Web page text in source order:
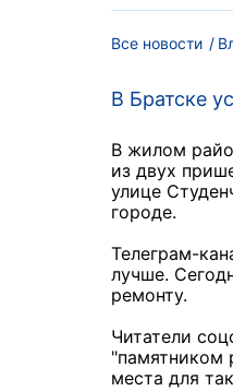
Все новости
В Братске
В жилом
из двух
улице
городе.
Телеграм-
лучше.
ремонту.
Читатели
"памятником
места для